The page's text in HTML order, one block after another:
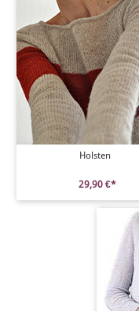
Holsten
29,90 €*